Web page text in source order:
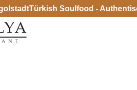
Türkish Soulfood -